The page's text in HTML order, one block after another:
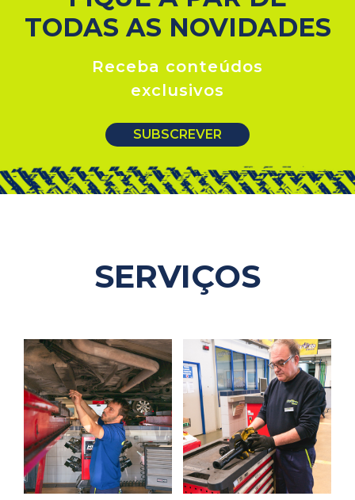
TODAS AS NOVIDADES
Receba conteúdos
exclusivos
SUBSCREVER
SERVIÇOS